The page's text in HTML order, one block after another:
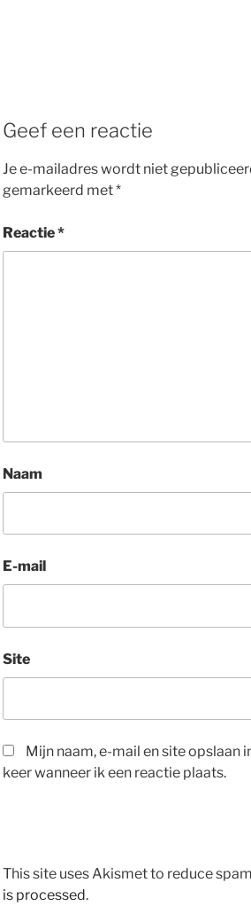
Geef een reactie
Je e-mailadres wordt niet
gemarkeerd met*
Reactie*
Naam
E-mail
Site
Mijn naam, e-mail en site opslaan
keer wanneer ik een reactie plaats.
This site uses Akismet to reduce
is processed.